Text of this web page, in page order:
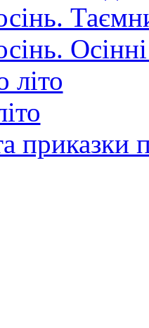
літо
приказки